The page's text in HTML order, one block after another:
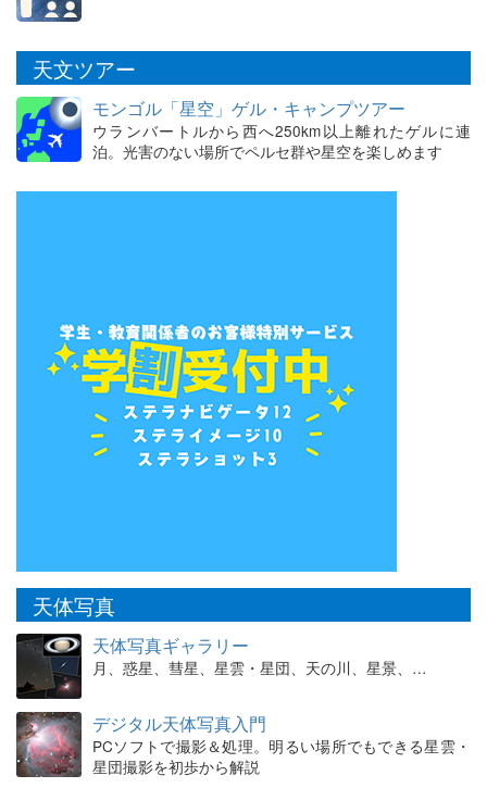
天文ツアー
モンゴル「星空」ゲル・キャンプツアー
ウランバートルから西へ250km以上離れたゲルに連
泊。光害のない場所でペルセ群や星空を楽しめます
天体写真
天体写真ギャラリー
月、惑星、彗星、星雲・星団、天の川、星景、…
デジタル天体写真入門
PCソフトで撮影＆処理。明るい場所でもできる星雲・
星団撮影を初歩から解説